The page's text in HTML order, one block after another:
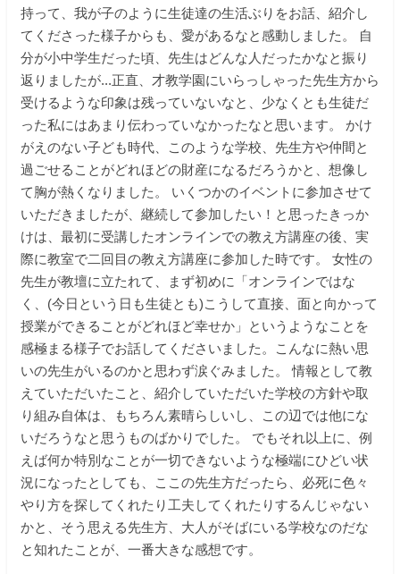
持って、我が子のように生徒達の生活ぶりをお話、紹介し
てくださった様子からも、愛があるなと感動しました。 自
分が小中学生だった頃、先生はどんな人だったかなと振り
返りましたが...正直、才教学園にいらっしゃった先生方から
受けるような印象は残っていないなと、少なくとも生徒だ
った私にはあまり伝わっていなかったなと思います。 かけ
がえのない子ども時代、このような学校、先生方や仲間と
過ごせることがどれほどの財産になるだろうかと、想像し
て胸が熱くなりました。 いくつかのイベントに参加させて
いただきましたが、継続して参加したい！と思ったきっか
けは、最初に受講したオンラインでの教え方講座の後、実
際に教室で二回目の教え方講座に参加した時です。 女性の
先生が教壇に立たれて、まず初めに「オンラインではな
く、(今日という日も生徒とも)こうして直接、面と向かって
授業ができることがどれほど幸せか」というようなことを
感極まる様子でお話してくださいました。こんなに熱い思
いの先生がいるのかと思わず涙ぐみました。 情報として教
えていただいたこと、紹介していただいた学校の方針や取
り組み自体は、もちろん素晴らしいし、この辺では他にな
いだろうなと思うものばかりでした。 でもそれ以上に、例
えば何か特別なことが一切できないような極端にひどい状
況になったとしても、ここの先生方だったら、必死に色々
やり方を探してくれたり工夫してくれたりするんじゃない
かと、そう思える先生方、大人がそばにいる学校なのだな
と知れたことが、一番大きな感想です。